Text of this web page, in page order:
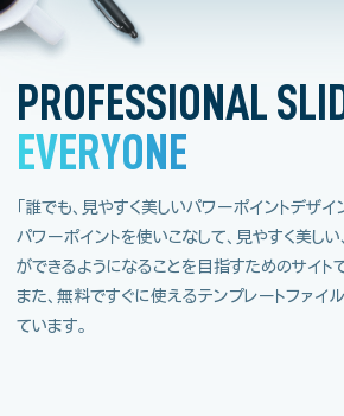
PROFESSIONAL
EVERYONE
「誰でも、見やすく美しいパワーポイントデザイン
パワーポイントを使いこなして、見やすく美し
ができるようになることを目指すためのサイトで
また、無料ですぐに使えるテンプレートファイ
ています。